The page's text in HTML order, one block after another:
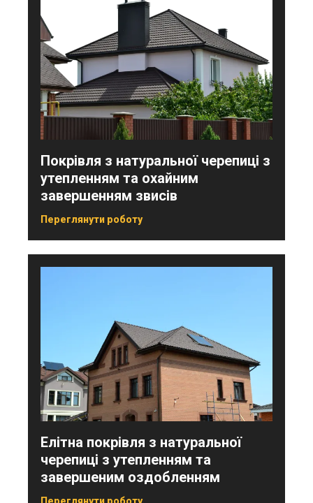
Покрівля з натуральної черепиці з
утепленням та охайним
завершенням звисів
Переглянути роботу
Елітна покрівля з натуральної
черепиці з утепленням та
завершеним оздобленням